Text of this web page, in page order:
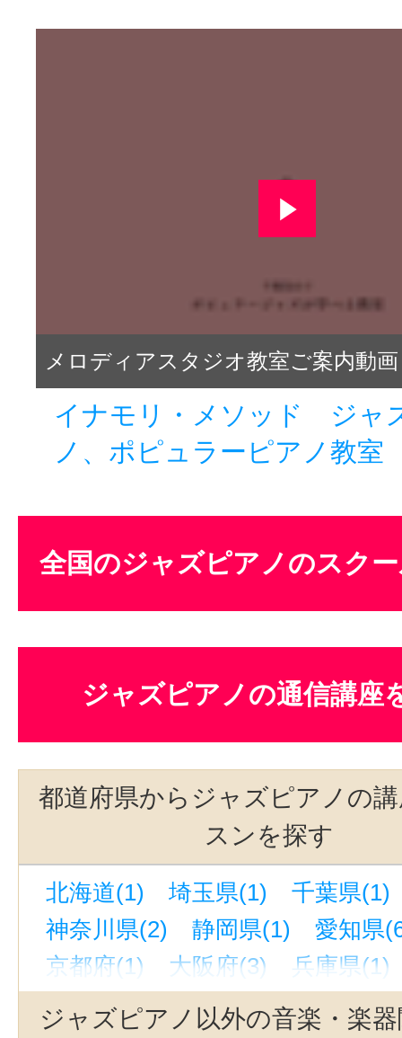
メロディアスタジオ教室ご案内動画
イナモリ・メソッド ジャ
ノ、ポピュラーピアノ教室
全国のジャズピアノのスク
ジャズピアノの通信講座
都道府県からジャズピアノの
スンを探す
北海道(1) 埼玉県(1)
千葉県(1)
神奈川県(2)
静岡県(1)
愛知県
京都府(1)
大阪府(3) 兵庫県(1)
ジャズピアノ以外の音楽・楽